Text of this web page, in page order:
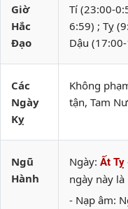
Giờ
Hắc
Đạo
Tí (23:00-
6:59) ; Tỵ
Dậu
Các
Ngày
Kỵ
Không
tận, Tam
Ngũ
Hành
Ngày: Ất Tỵ
ngày này là
- Nạp âm: